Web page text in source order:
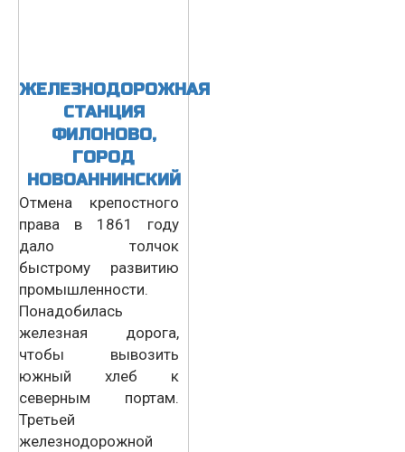
ЖЕЛЕЗНОДОРОЖНАЯ
СТАНЦИЯ
ФИЛОНОВО,
ГОРОД
НОВОАННИНСКИЙ
Отмена крепостного
права в 1861 году
дало толчок
быстрому развитию
промышленности.
Понадобилась
железная дорога,
чтобы вывозить
южный хлеб к
северным портам.
Третьей
железнодорожной